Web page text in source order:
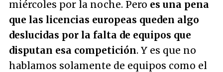
miércoles por la noche. Pero es una pena
que las licencias europeas queden algo
deslucidas por la falta de equipos que
disputan esa competición. Y es que no
hablamos solamente de equipos como el